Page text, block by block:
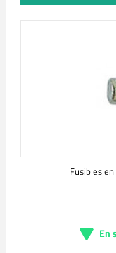
Fusibles
En